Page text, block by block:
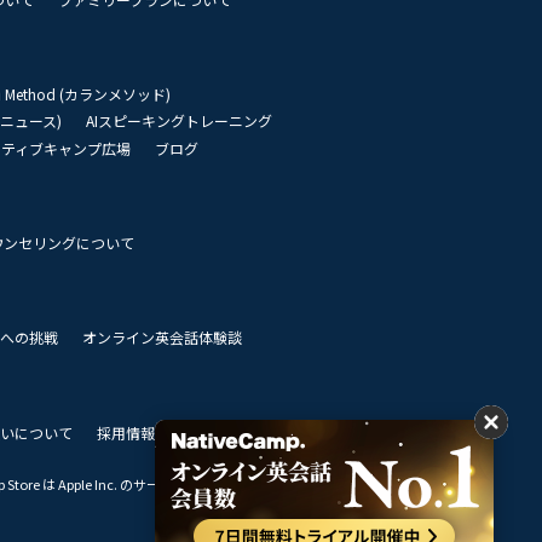
Method (カランメソッド)
ュース)
AIスピーキングトレーニング
ィブキャンプ広場
ブログ
ンセリングについて
の挑戦
オンライン英会話体験談
について 採用情報 私達のビジョン
は Apple Inc. のサービスマークです。